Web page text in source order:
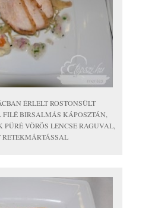
ÉRLELT ROSTONSÜLT
FILÉ BIRSALMÁS KÁPOSZTÁN,
PÜRÉ VÖRÖS LENCSE RAGUVAL,
RETEKMÁRTÁSSAL